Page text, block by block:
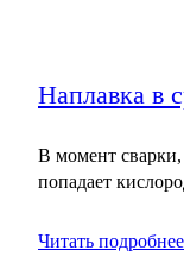
Наплавка в
В момент
попадает
Читать подробнее